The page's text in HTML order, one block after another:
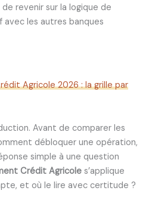
revenir sur la logique de
les autres banques
Agricole 2026 : la grille par
Avant de comparer les
débloquer une opération,
simple à une question
Crédit Agricole s’applique
et où le lire avec certitude ?